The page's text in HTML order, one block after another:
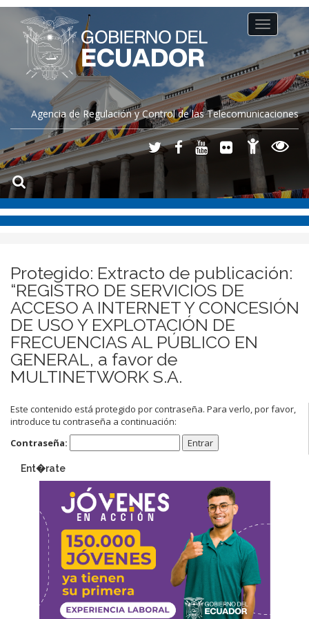
Agencia de Regulación y Control de las Telecomunicaciones
Toggle
navigation
Protegido: Extracto de publicación:
“REGISTRO DE SERVICIOS DE
ACCESO A INTERNET Y CONCESIÓN
DE USO Y EXPLOTACIÓN DE
FRECUENCIAS AL PÚBLICO EN
GENERAL, a favor de
MULTINETWORK S.A.
Este contenido está protegido por contraseña. Para verlo, por favor,
introduce tu contraseña a continuación:
Contraseña:
Ent�rate